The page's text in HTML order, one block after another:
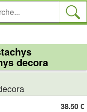
decora
38.50 €